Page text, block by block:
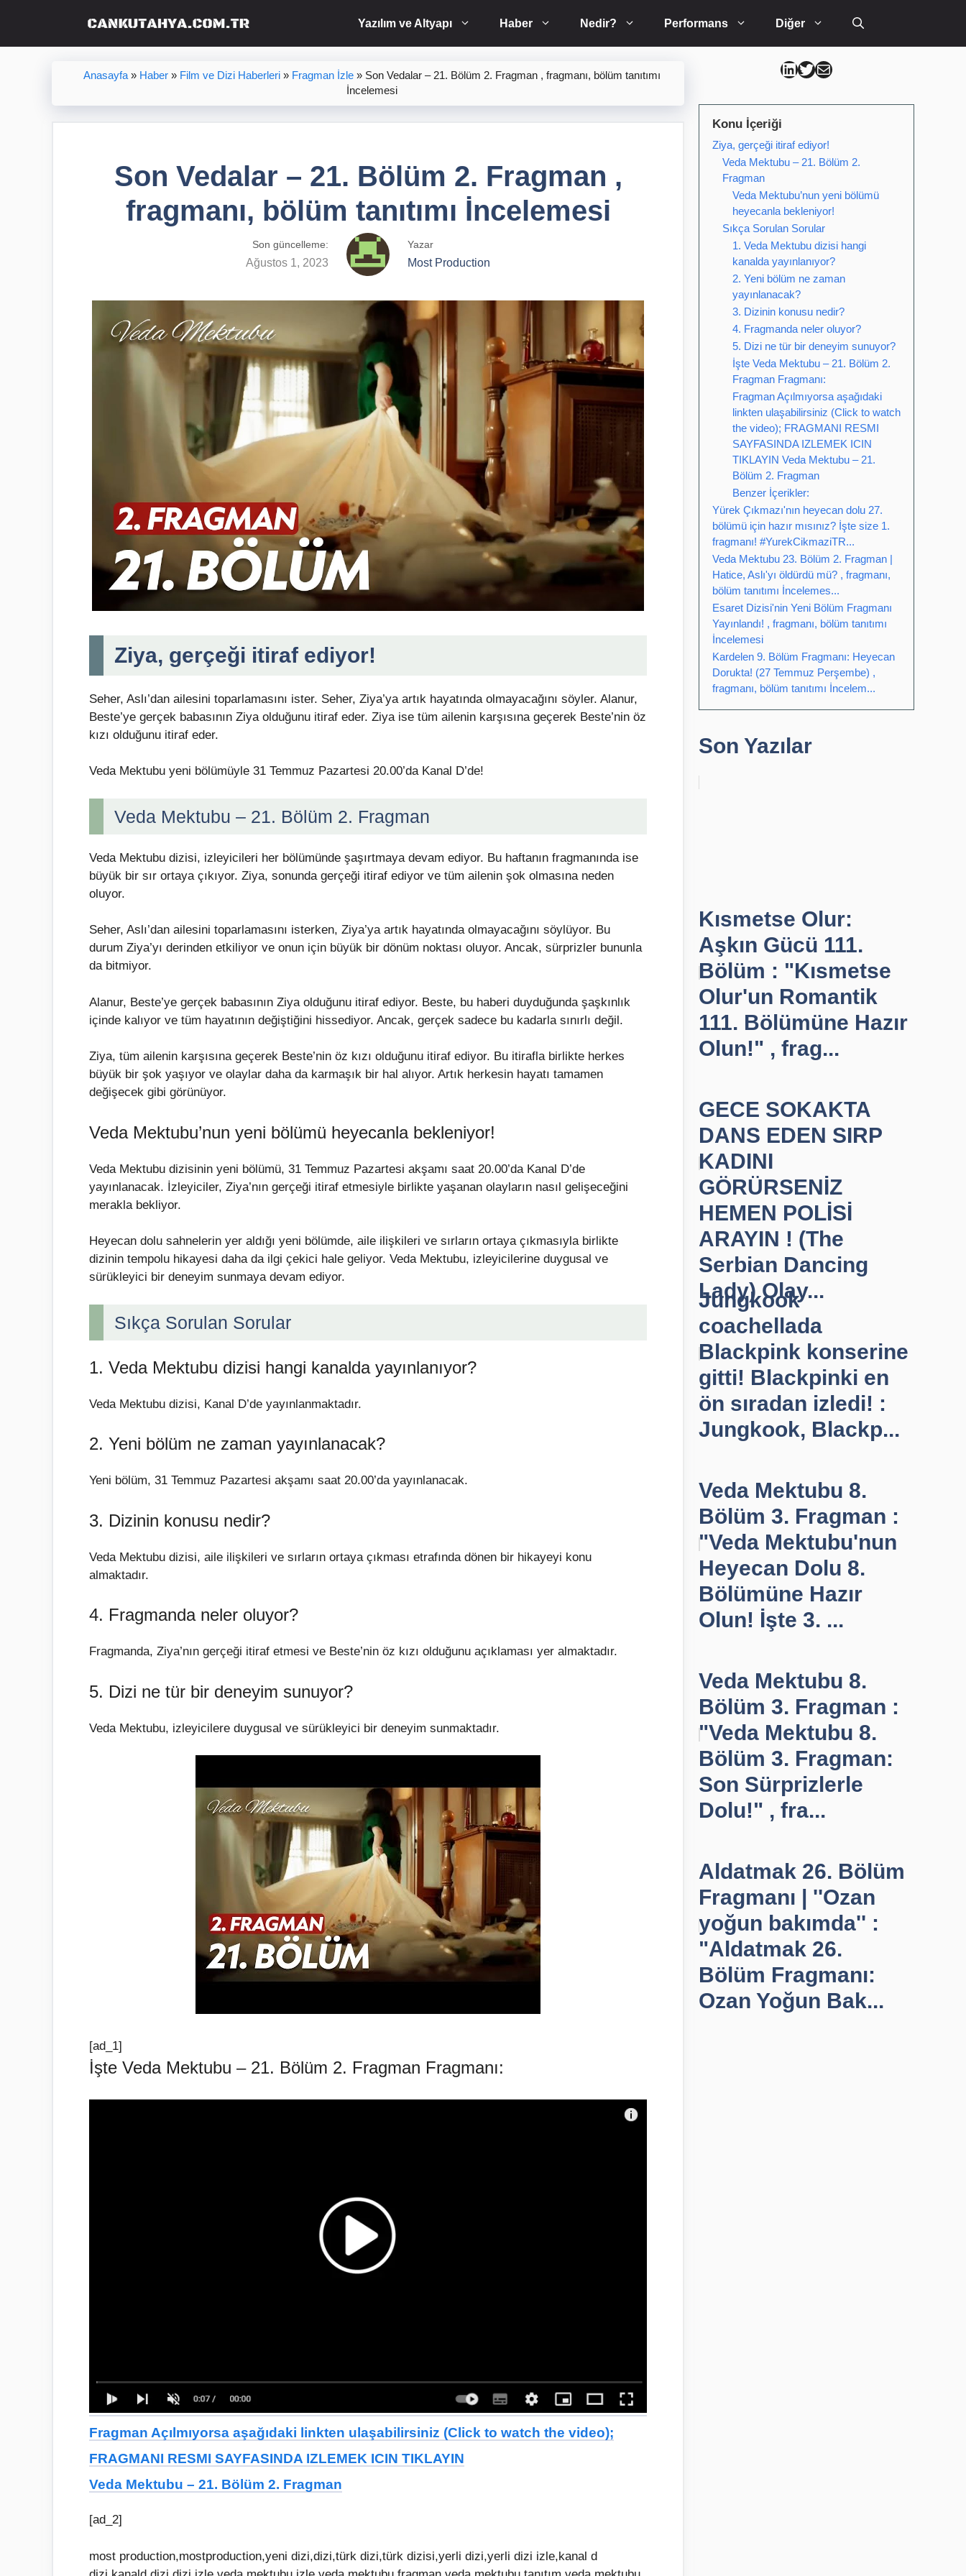
Yazılım ve Altyapı Haber Nedir? Performans Diğer
Anasayfa» Haber» Film ve Dizi Haberleri» Fragman İzle» Son Vedalar – 21. Bölüm 2. Fragman , fragmanı, bölüm tanıtımı
İncelemesi
Son Vedalar – 21. Bölüm 2. Fragman ,
fragmanı, bölüm tanıtımı İncelemesi
Son güncelleme:
Ağustos 1, 2023
Yazar
Most Production
Ziya, gerçeği itiraf ediyor!
Seher, Aslı’dan ailesini toparlamasını ister. Seher, Ziya’ya artık hayatında olmayacağını söyler. Alanur,
Beste’ye gerçek babasının Ziya olduğunu itiraf eder. Ziya ise tüm ailenin karşısına geçerek Beste’nin öz
kızı olduğunu itiraf eder.
Veda Mektubu yeni bölümüyle 31 Temmuz Pazartesi 20.00’da Kanal D’de!
Veda Mektubu – 21. Bölüm 2. Fragman
Veda Mektubu dizisi, izleyicileri her bölümünde şaşırtmaya devam ediyor. Bu haftanın fragmanında ise
büyük bir sır ortaya çıkıyor. Ziya, sonunda gerçeği itiraf ediyor ve tüm ailenin şok olmasına neden
oluyor.
Seher, Aslı’dan ailesini toparlamasını isterken, Ziya’ya artık hayatında olmayacağını söylüyor. Bu
durum Ziya’yı derinden etkiliyor ve onun için büyük bir dönüm noktası oluyor. Ancak, sürprizler bununla
da bitmiyor.
Alanur, Beste’ye gerçek babasının Ziya olduğunu itiraf ediyor. Beste, bu haberi duyduğunda şaşkınlık
içinde kalıyor ve tüm hayatının değiştiğini hissediyor. Ancak, gerçek sadece bu kadarla sınırlı değil.
Ziya, tüm ailenin karşısına geçerek Beste’nin öz kızı olduğunu itiraf ediyor. Bu itirafla birlikte herkes
büyük bir şok yaşıyor ve olaylar daha da karmaşık bir hal alıyor. Artık herkesin hayatı tamamen
değişecek gibi görünüyor.
Veda Mektubu’nun yeni bölümü heyecanla bekleniyor!
Veda Mektubu dizisinin yeni bölümü, 31 Temmuz Pazartesi akşamı saat 20.00’da Kanal D’de
yayınlanacak. İzleyiciler, Ziya’nın gerçeği itiraf etmesiyle birlikte yaşanan olayların nasıl gelişeceğini
merakla bekliyor.
Heyecan dolu sahnelerin yer aldığı yeni bölümde, aile ilişkileri ve sırların ortaya çıkmasıyla birlikte
dizinin tempolu hikayesi daha da ilgi çekici hale geliyor. Veda Mektubu, izleyicilerine duygusal ve
sürükleyici bir deneyim sunmaya devam ediyor.
Sıkça Sorulan Sorular
1. Veda Mektubu dizisi hangi kanalda yayınlanıyor?
Veda Mektubu dizisi, Kanal D’de yayınlanmaktadır.
2. Yeni bölüm ne zaman yayınlanacak?
Yeni bölüm, 31 Temmuz Pazartesi akşamı saat 20.00’da yayınlanacak.
3. Dizinin konusu nedir?
Veda Mektubu dizisi, aile ilişkileri ve sırların ortaya çıkması etrafında dönen bir hikayeyi konu
almaktadır.
4. Fragmanda neler oluyor?
Fragmanda, Ziya’nın gerçeği itiraf etmesi ve Beste’nin öz kızı olduğunu açıklaması yer almaktadır.
5. Dizi ne tür bir deneyim sunuyor?
Veda Mektubu, izleyicilere duygusal ve sürükleyici bir deneyim sunmaktadır.
[ad_1]
İşte Veda Mektubu – 21. Bölüm 2. Fragman Fragmanı:
Fragman Açılmıyorsa aşağıdaki linkten ulaşabilirsiniz (Click to watch the video);
FRAGMANI RESMI SAYFASINDA IZLEMEK ICIN TIKLAYIN
Veda Mektubu – 21. Bölüm 2. Fragman
[ad_2]
most production,mostproduction,yeni dizi,dizi,türk dizi,türk dizisi,yerli dizi,yerli dizi izle,kanal d
Can Kütahya Linkedin
Can Kütahya Twitter
Can Kütahya Mail
Konu İçeriği
Ziya, gerçeği itiraf ediyor!
Veda Mektubu – 21. Bölüm 2.
Fragman
Veda Mektubu’nun yeni bölümü
heyecanla bekleniyor!
Sıkça Sorulan Sorular
1. Veda Mektubu dizisi hangi
kanalda yayınlanıyor?
2. Yeni bölüm ne zaman
yayınlanacak?
3. Dizinin konusu nedir?
4. Fragmanda neler oluyor?
5. Dizi ne tür bir deneyim sunuyor?
İşte Veda Mektubu – 21. Bölüm 2.
Fragman Fragmanı:
Fragman Açılmıyorsa aşağıdaki
linkten ulaşabilirsiniz (Click to watch
the video); FRAGMANI RESMI
SAYFASINDA IZLEMEK ICIN
TIKLAYIN Veda Mektubu – 21.
Bölüm 2. Fragman
Benzer İçerikler:
Yürek Çıkmazı'nın heyecan dolu 27.
bölümü için hazır mısınız? İşte size 1.
fragmanı! #YurekCikmaziTR...
Veda Mektubu 23. Bölüm 2. Fragman |
Hatice, Aslı'yı öldürdü mü? , fragmanı,
bölüm tanıtımı İncelemes...
Esaret Dizisi'nin Yeni Bölüm Fragmanı
Yayınlandı! , fragmanı, bölüm tanıtımı
İncelemesi
Kardelen 9. Bölüm Fragmanı: Heyecan
Dorukta! (27 Temmuz Perşembe) ,
fragmanı, bölüm tanıtımı İncelem...
Son Yazılar
Kısmetse Olur:
Aşkın Gücü 111.
Bölüm : "Kısmetse
Olur'un Romantik
111. Bölümüne Hazır
Olun!" , frag...
GECE SOKAKTA
DANS EDEN SIRP
KADINI
GÖRÜRSENİZ
HEMEN POLİSİ
ARAYIN ! (The
Serbian Dancing
Lady) Olay...
Jungkook
coachellada
Blackpink konserine
gitti! Blackpinki en
ön sıradan izledi! :
Jungkook, Blackp...
Veda Mektubu 8.
Bölüm 3. Fragman :
"Veda Mektubu'nun
Heyecan Dolu 8.
Bölümüne Hazır
Olun! İşte 3. ...
Veda Mektubu 8.
Bölüm 3. Fragman :
"Veda Mektubu 8.
Bölüm 3. Fragman:
Son Sürprizlerle
Dolu!" , fra...
Aldatmak 26. Bölüm
Fragmanı | ''Ozan
yoğun bakımda'' :
"Aldatmak 26.
Bölüm Fragmanı:
Ozan Yoğun Bak...